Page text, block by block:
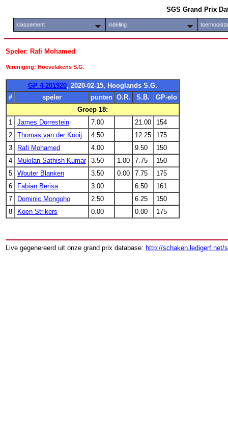
SGS Grand Prix
klassement indeling
Speler: Rafi Mohamed
Vereniging: Hoevelakens S.G.
GP 4-201920, 2020-02-15, Hooglands S.G.
#
speler punten O.R. S.B.
GP-elo
Groep 18:
1
James Dorrestein 7.00 21.00
154
2
Thomas van der Kooij 4.50 12.25
175
3
Rafi Mohamed 4.00 9.50
150
4
Mukilan Sathish Kumar 3.50 1.00 7.75
150
5
Wouter Blanken 3.50 0.00 7.75
175
6
Fabian Berisa 3.00 6.50
161
7
Dominic Mongoho 2.50 6.25
150
8
Koen Strikers 0.00 0.00 175
Live gegenereerd uit onze grand prix database: http://schaken.ledigerf.net/